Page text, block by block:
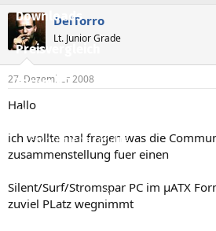
Downloads
Preisvergleich
Forum
Aktuelles
Empfohlene Inhalte
Neueste Aktivitäten
s
t
e
e
r
s
t
e
l
t
DelTorro
Lt. Junior Grade
27. Dezember 2008
Hallo
ich wollte mal fragen was die
zusammenstellung fuer einen
Silent/Surf/Stromspar PC im µATX
zuviel PLatz wegnimmt